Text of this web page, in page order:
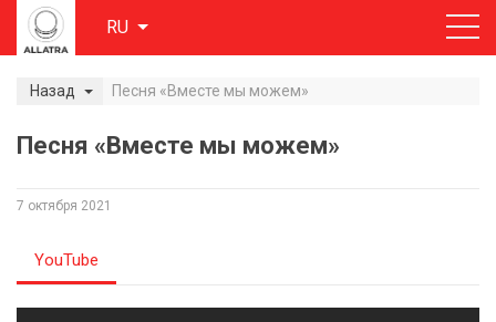
RU
Назад Песня «Вместе мы можем»
Песня «Вместе мы можем»
7 октября 2021
YouTube